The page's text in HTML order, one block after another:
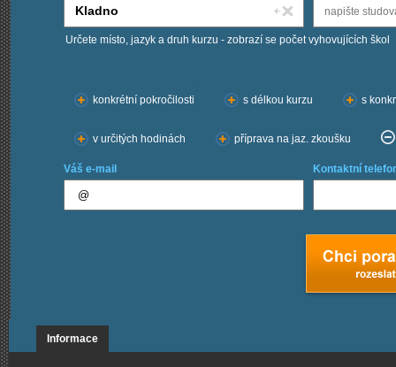
Určete místo, jazyk a druh kurzu - zobrazí se počet vyhovujících škol
konkrétní pokročilosti
s délkou kurzu s
v určitých hodinách příprava na jaz. zkoušku
Váš e-mail Kontaktní
Informace